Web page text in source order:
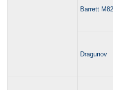
Barrett
Dragunov